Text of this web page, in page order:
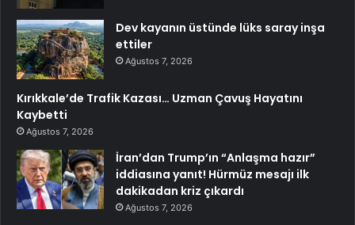
Dev kayanın üstünde lüks saray inşa
ettiler
Ağustos 7, 2026
Kırıkkale’de Trafik Kazası… Uzman Çavuş Hayatını
Kaybetti
Ağustos 7, 2026
İran’dan Trump’ın “Anlaşma hazır”
iddiasına yanıt! Hürmüz mesajı ilk
dakikadan kriz çıkardı
Ağustos 7, 2026